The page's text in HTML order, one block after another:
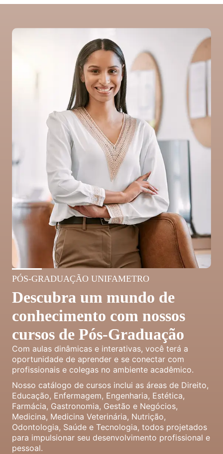
PÓS-GRADUAÇÃO UNIFAMETRO
Descubra um mundo de
conhecimento com nossos
cursos de Pós-Graduação
Com aulas dinâmicas e interativas, você terá a
oportunidade de aprender e se conectar com
profissionais e colegas no ambiente acadêmico.
Nosso catálogo de cursos inclui as áreas de Direito,
Educação, Enfermagem, Engenharia, Estética,
Farmácia, Gastronomia, Gestão e Negócios,
Medicina, Medicina Veterinária, Nutrição,
Odontologia, Saúde e Tecnologia, todos projetados
para impulsionar seu desenvolvimento profissional e
pessoal.